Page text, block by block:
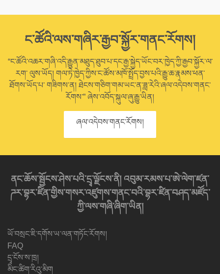
ང་ཚོའི་ལས་གཞིར་རྒྱབ་སྐྱོར་གནང་རོགས།
“ང་ཚོའི་འཆར་གཞི་འདི་རྒྱུན་མཐུད་ཐུབ་པ་དང་རྒྱ་སྐྱེད་ཡོང་བར་ཁྱེད་ཀྱི་རྒྱབ་སྐྱོར་ལ་
རག་ ལུས་ཡོད། གལ་ཏེ་ཁྱེད་ཀྱིས་ང་ཚོས་མཁོ་སྤྲོད་བྱས་པའི་རྒྱུ་ཆ་རྣམས་ཕན་
ཐོགས་ཡོད་པ་ གཟིགས་ན། ཐེངས་གཅིག་གམ་ཡང་ན་ཟླ་རེའི་ཞལ་འདེབས་གནང་
རོགས་” ཞེས་འབོད་སྐུལ་ཞུ་རྒྱུ་ཡིན།
ཞལ་འདེབས་གནང་རོགས།
ནང་ཆོས་སྦྱོངས་ཤེས་པའི་དྲྭ་ལྗོངས་ནི། འབུམ་རམས་པ་ཨེ་ལེག་ཛན་
ཌར་བྷར་ཛིན་གྱིས་གསར་འཛུགས་གནང་བའི་བྷར་ཛིན་བཤད་མཛོད་
ཀྱི་ལས་གཞི་ཞིག་ཡིན།
ཡོ་བསྲང་ཇི་དགོས་ཡ་ལན་གཏོང་རོགས།
FAQ
དྲྭ་ངོས་ས་ཁྲ།
མིང་ཚིག་རིའུ་མིག